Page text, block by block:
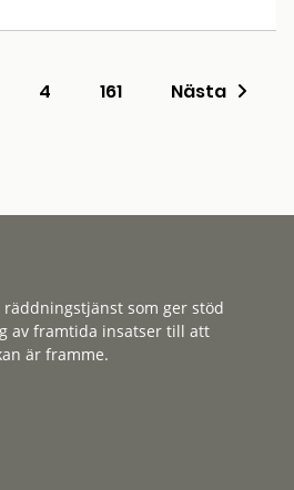
4 161 Nästa
som ger stöd
av framtida insatser till att
är framme.